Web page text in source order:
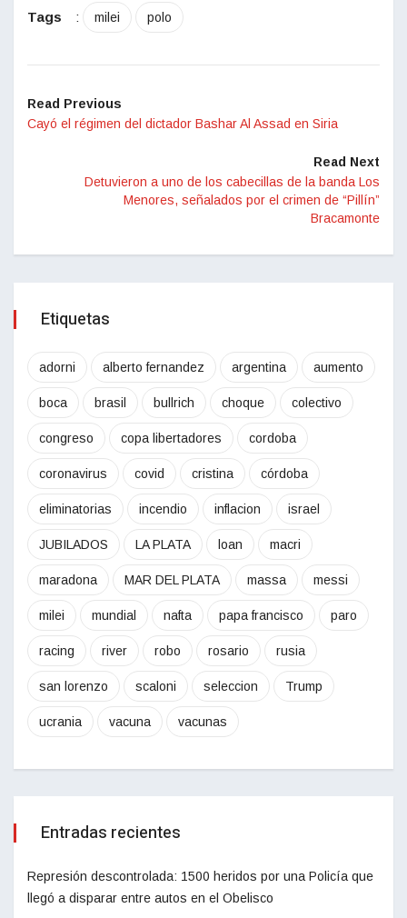
Tags : milei polo
Read Previous
Cayó el régimen del dictador Bashar Al Assad en Siria
Read Next
Detuvieron a uno de los cabecillas de la banda Los
Menores, señalados por el crimen de “Pillín”
Bracamonte
Etiquetas
adorni alberto fernandez argentina aumento
boca brasil bullrich choque colectivo
congreso copa libertadores cordoba
coronavirus covid cristina córdoba
eliminatorias incendio inflacion israel
JUBILADOS LA PLATA loan macri
maradona MAR DEL PLATA massa messi
milei mundial nafta papa francisco paro
racing river robo rosario rusia
san lorenzo scaloni seleccion Trump
ucrania vacuna vacunas
Entradas recientes
Represión descontrolada: 1500 heridos por una Policía que
llegó a disparar entre autos en el Obelisco